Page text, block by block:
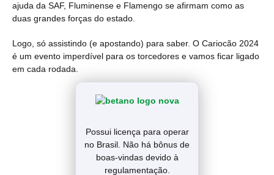
ajuda da SAF, Fluminense e Flamengo se afirmam como as
duas grandes forças do estado.
Logo, só assistindo (e apostando) para saber. O Cariocão 2024
é um evento imperdível para os torcedores e vamos ficar ligado
em cada rodada.
Possui licença para operar
no Brasil. Não há bônus de
boas-vindas devido à
regulamentação.